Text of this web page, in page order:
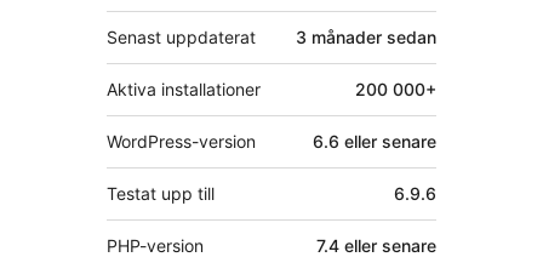
Senast uppdaterat 3 månader sedan
Aktiva installationer 200 000+
WordPress-version 6.6 eller senare
Testat upp till 6.9.6
PHP-version 7.4 eller senare